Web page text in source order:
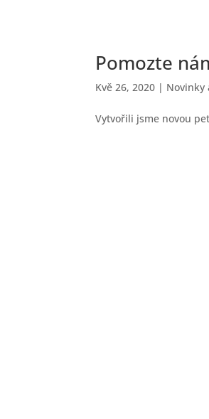
Pomozte
Kvě 26, 2020 | Novinky
Vytvořili jsme novou